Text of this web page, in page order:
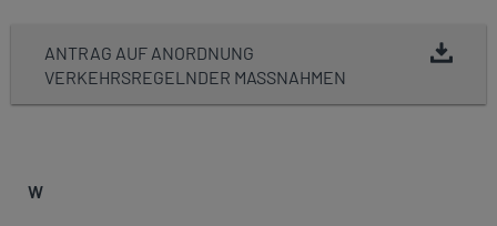
ANTRAG AUF ANORDNUNG
VERKEHRSREGELNDER MASSNAHMEN
W